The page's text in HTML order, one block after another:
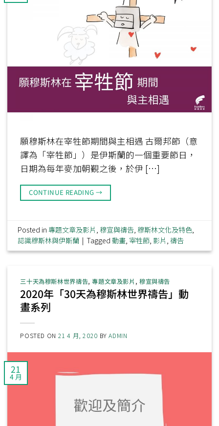
願穆斯林在宰牲節期間與主相遇 古爾邦節（意
譯為「宰牲節」）是伊斯蘭的一個重要節日，
日期為每年麥加朝覲之後，於伊 […]
CONTINUE READING →
Posted in專題文章及影片 ,穆宣與禱告,穆斯林文化及特色,
認識穆斯林與伊斯蘭 | Tagged動畫, 宰牲節, 影片 ,禱告
三十天為穆斯林世界禱告,專題文章及影片 , 穆宣與禱告
2020年「30天為穆斯林世界禱告」動
畫系列
POSTED ON 21 4 月, 2020 BYADMIN
21
4 月